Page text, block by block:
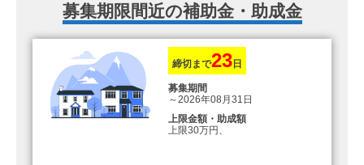
募集期限間近の補助金・助成金
締切まで23日
募集期間
～2026年08月31日
上限金額・助成額
上限30万円、